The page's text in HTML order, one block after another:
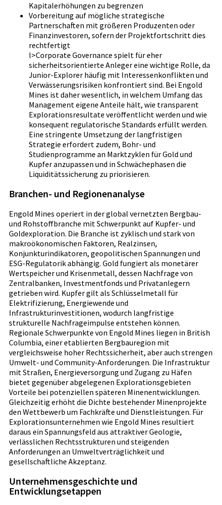
Kapitalerhöhungen zu begrenzen
Vorbereitung auf mögliche strategische
Partnerschaften mit größeren Produzenten oder
Finanzinvestoren, sofern der Projektfortschritt dies
rechtfertigt
l>Corporate Governance spielt für eher
sicherheitsorientierte Anleger eine wichtige Rolle, da
Junior-Explorer häufig mit Interessenkonflikten und
Verwässerungsrisiken konfrontiert sind. Bei Engold
Mines ist daher wesentlich, in welchem Umfang das
Management eigene Anteile hält, wie transparent
Explorationsresultate veröffentlicht werden und wie
konsequent regulatorische Standards erfüllt werden.
Eine stringente Umsetzung der langfristigen
Strategie erfordert zudem, Bohr- und
Studienprogramme an Marktzyklen für Gold und
Kupfer anzupassen und in Schwächephasen die
Liquiditätssicherung zu priorisieren.
Branchen- und Regionenanalyse
Engold Mines operiert in der global vernetzten Bergbau-
und Rohstoffbranche mit Schwerpunkt auf Kupfer- und
Goldexploration. Die Branche ist zyklisch und stark von
makroökonomischen Faktoren, Realzinsen,
Konjunkturindikatoren, geopolitischen Spannungen und
ESG-Regulatorik abhängig. Gold fungiert als monetärer
Wertspeicher und Krisenmetall, dessen Nachfrage von
Zentralbanken, Investmentfonds und Privatanlegern
getrieben wird. Kupfer gilt als Schlüsselmetall für
Elektrifizierung, Energiewende und
Infrastrukturinvestitionen, wodurch langfristige
strukturelle Nachfrageimpulse entstehen können.
Regionale Schwerpunkte von Engold Mines liegen in British
Columbia, einer etablierten Bergbauregion mit
vergleichsweise hoher Rechtssicherheit, aber auch strengen
Umwelt- und Community-Anforderungen. Die Infrastruktur
mit Straßen, Energieversorgung und Zugang zu Häfen
bietet gegenüber abgelegenen Explorationsgebieten
Vorteile bei potenziellen späteren Minenentwicklungen.
Gleichzeitig erhöht die Dichte bestehender Minenprojekte
den Wettbewerb um Fachkräfte und Dienstleistungen. Für
Explorationsunternehmen wie Engold Mines resultiert
daraus ein Spannungsfeld aus attraktiver Geologie,
verlässlichen Rechtsstrukturen und steigenden
Anforderungen an Umweltverträglichkeit und
gesellschaftliche Akzeptanz.
Unternehmensgeschichte und
Entwicklungsetappen